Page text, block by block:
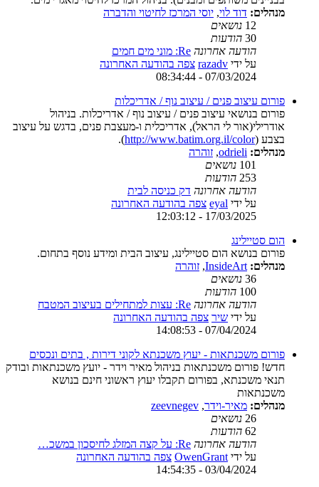
מנהלים: דוד לוי, יוסי המרכז לחיטוי והדברה
12 נושאים
30 הודעות
הודעה אחרונה Re: מוני מים חמים
על ידי razadv צפה בהודעה האחרונה
07/03/2024 - 08:34:44
פורום עיצוב פנים / עיצוב נוף / אדריכלות
פורום בנושאי עיצוב פנים / עיצוב נוף / אדריכלות. בניהול
אודרילי(אור לי הראל), אדריכלית ו-מעצבת פנים, בדגש על עיצוב
בצבע (http://www.batim.org.il/color
).
מנהלים: odrieli
, זוהרה
101 נושאים
253 הודעות
הודעה אחרונה דק כניסה לבית
על ידי eyal צפה בהודעה האחרונה
17/03/2025 - 12:03:12
הום סטיילינג
פורום בנושא הום סטיילינג, עיצוב הבית ומידע נוסף בתחום.
מנהלים: InsideArt
, זוהרה
36 נושאים
100 הודעות
הודעה אחרונה Re: עצות למתחילים בעיצוב המטבח
על ידי שיר צפה בהודעה האחרונה
07/04/2024 - 14:08:53
פורום משכנתאות - יעוץ משכנתא לקוני דירות , בתים ונכסים
חדש! פורום משכנתאות בניהול מאיר וידר - יועץ משכנתאות ובודק
תנאי משכנתא, בפורום תקבלו יעוץ ראשוני חינם בנושא
משכנתאות
מנהלים: מאיר-וידר,
zeevnegev
26 נושאים
62 הודעות
הודעה אחרונה Re: על קצה המזלג לחיסכון במשכ…
על ידיOwenGrant צפה בהודעה האחרונה
03/04/2024 - 14:54:35